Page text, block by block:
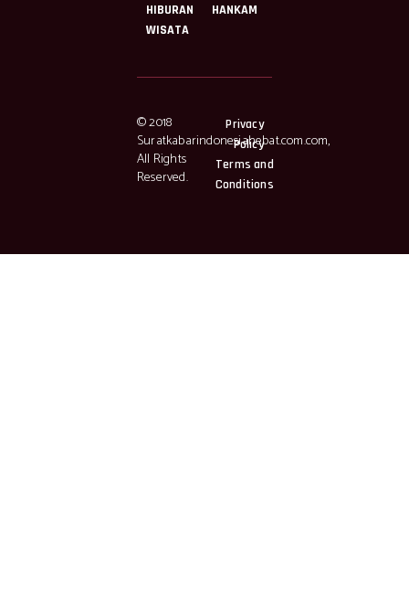
HIBURAN
HANKAM
WISATA
© 2018
Suratkabarindonesiahebat.com.com,
All Rights
Reserved.
Privacy
Policy
Terms and
Conditions